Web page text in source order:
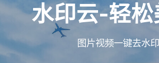
水印云-轻
图片视频一键去水